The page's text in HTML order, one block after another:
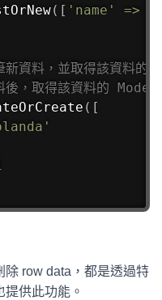
( [ 'name' =>
新資料，並取得該資料
後，取得該資料的
( [
row data，都是透過特
提供此功能。